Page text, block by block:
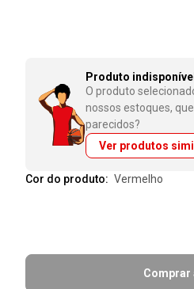
Produto indisponível
O produto
nossos estoques,
parecidos?
Ver produtos
Cor do produto: vermelho
Comprar